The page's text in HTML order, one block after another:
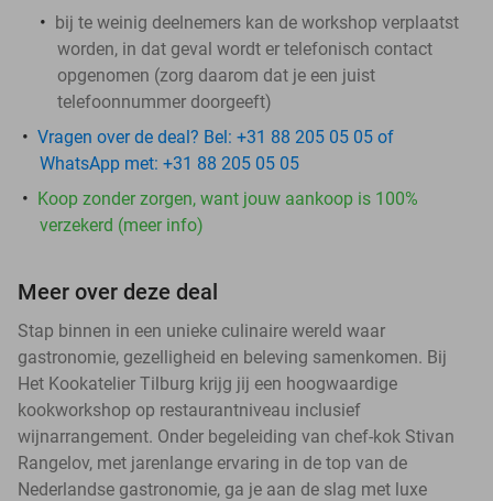
bij te weinig deelnemers kan de workshop verplaatst
worden, in dat geval wordt er telefonisch contact
opgenomen (zorg daarom dat je een juist
telefoonnummer doorgeeft)
Vragen over de deal? Bel: +31 88 205 05 05 of
WhatsApp met: +31 88 205 05 05
Koop zonder zorgen, want jouw aankoop is 100%
verzekerd (meer info)
Meer over deze deal
Stap binnen in een unieke culinaire wereld waar
gastronomie, gezelligheid en beleving samenkomen. Bij
Het Kookatelier Tilburg krijg jij een hoogwaardige
kookworkshop op restaurantniveau inclusief
wijnarrangement. Onder begeleiding van chef-kok Stivan
Rangelov, met jarenlange ervaring in de top van de
Nederlandse gastronomie, ga je aan de slag met luxe